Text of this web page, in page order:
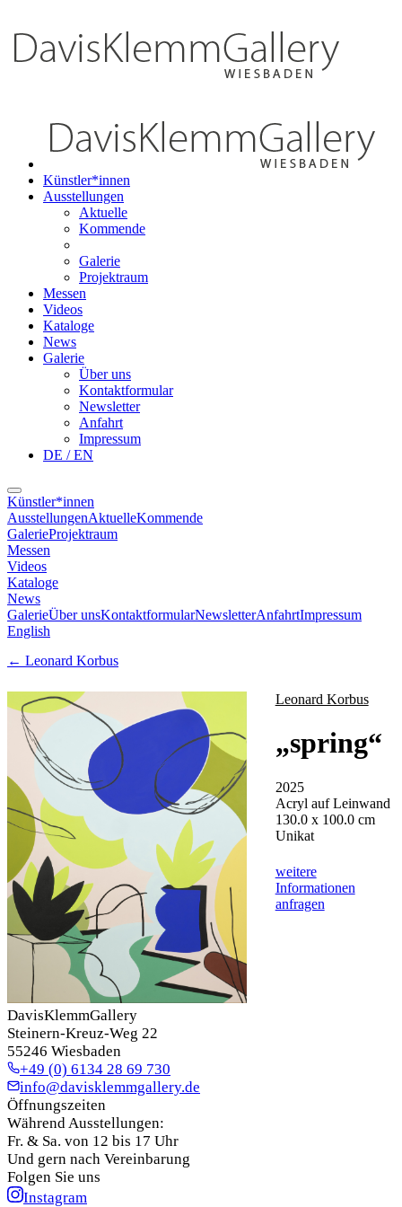
Künstler*innen
Ausstellungen
Aktuelle
Kommende
Galerie
Projektraum
Messen
Videos
Kataloge
News
Galerie
Über uns
Kontaktformular
Newsletter
Anfahrt
Impressum
DE / EN
Künstler*innen
AusstellungenAktuelleKommende
GalerieProjektraum
Messen
Videos
Kataloge
News
GalerieÜber unsKontaktformularNewsletterAnfahrtImpressum
English
← Leonard Korbus
Leonard Korbus
„spring“
2025
Acryl auf Leinwand
130.0 x 100.0 cm
Unikat
weitere
Informationen
anfragen
DavisKlemmGallery
Steinern-Kreuz-Weg 22
55246 Wiesbaden
+49 (0) 6134 28 69 730
info@davisklemmgallery.de
Öffnungszeiten
Während Ausstellungen:
Fr. & Sa. von 12 bis 17 Uhr
Und gern nach Vereinbarung
Folgen Sie uns
Instagram